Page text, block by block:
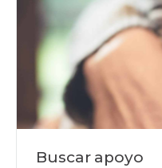
Buscar apoyo